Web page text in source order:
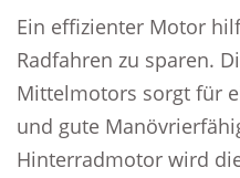
Ein effizienter Motor
Radfahren zu sparen.
Mittelmotors sorgt für
und gute
Hinterradmotor wird